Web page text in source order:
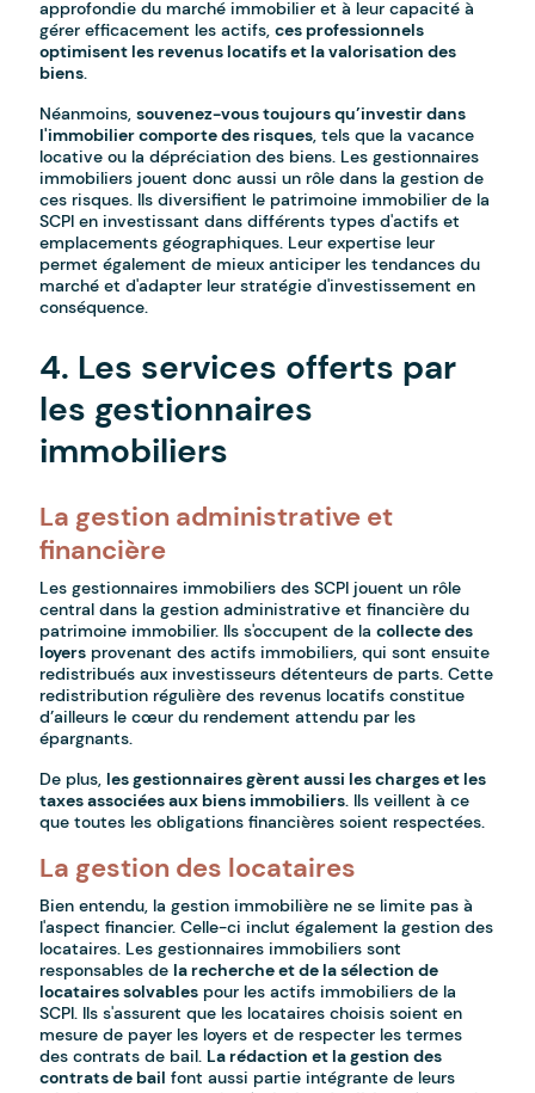
approfondie du marché immobilier et à leur capacité à
gérer efficacement les actifs,ces professionnels
optimisent les revenus locatifs et la valorisation des
biens.
Néanmoins,souvenez-vous toujours qu’investir dans
l'immobilier comporte des risques, tels que la vacance
locative ou la dépréciation des biens. Les gestionnaires
immobiliers jouent donc aussi un rôle dans la gestion de
ces risques. Ils diversifient le patrimoine immobilier de la
SCPI en investissant dans différents types d'actifs et
emplacements géographiques. Leur expertise leur
permet également de mieux anticiper les tendances du
marché et d'adapter leur stratégie d'investissement en
conséquence.
4. Les services offerts par
les gestionnaires
immobiliers
La gestion administrative et
financière
Les gestionnaires immobiliers des SCPI jouent un rôle
central dans la gestion administrative et financière du
patrimoine immobilier. Ils s'occupent de lacollecte des
loyers provenant des actifs immobiliers, qui sont ensuite
redistribués aux investisseurs détenteurs de parts. Cette
redistribution régulière des revenus locatifs constitue
d’ailleurs le cœur du rendement attendu par les
épargnants.
De plus,les gestionnaires gèrent aussi les charges et les
taxes associées aux biens immobiliers. Ils veillent à ce
que toutes les obligations financières soient respectées.
La gestion des locataires
Bien entendu, la gestion immobilière ne se limite pas à
l'aspect financier. Celle-ci inclut également la gestion des
locataires. Les gestionnaires immobiliers sont
responsables dela recherche et de la sélection de
locataires solvables pour les actifs immobiliers de la
SCPI. Ils s'assurent que les locataires choisis soient en
mesure de payer les loyers et de respecter les termes
des contrats de bail. La rédaction et la gestion des
contrats de bail font aussi partie intégrante de leurs